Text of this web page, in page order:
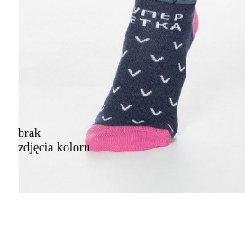
brak
zdjęcia koloru
Skarpetki damskie bawełniane HAPPY